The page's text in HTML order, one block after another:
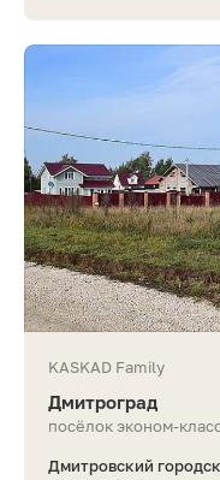
KASKAD Family
Дмитроград
посёлок эконом-
Дмитровский